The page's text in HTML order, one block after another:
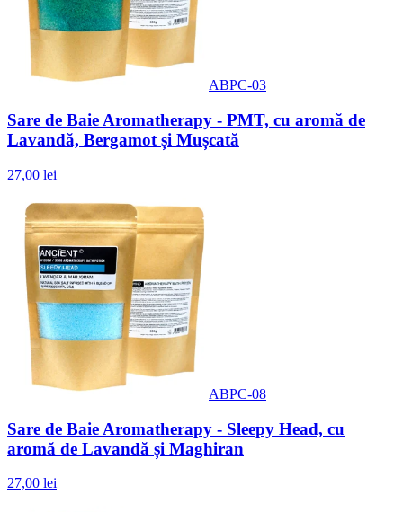
ABPC-03
Sare de Baie Aromatherapy - PMT, cu aromă de
Lavandă, Bergamot și Mușcată
27,00 lei
ABPC-08
Sare de Baie Aromatherapy - Sleepy Head, cu
aromă de Lavandă și Maghiran
27,00 lei